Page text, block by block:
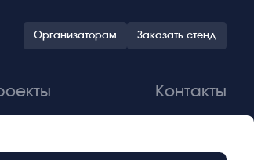
Организаторам Заказать стенд
Контакты